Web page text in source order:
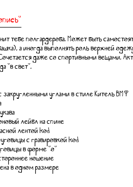
тебе полгардероба. Может быть
а иногда выполнять роль верхней
даже со спортивными вещами.
“в свет".
закругленными углами в стиле Китель ВМФ
лейбл на спине
лентой kod
с гравировкой kod
в форме "о"
ношение
в одном размере